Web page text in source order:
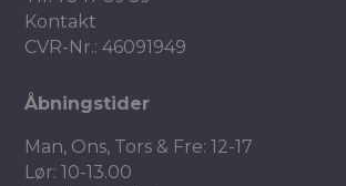
Kontakt
CVR-Nr.: 46091949
Åbningstider
Man, Ons, Tors & Fre: 12-17
Lør: 10-13.00